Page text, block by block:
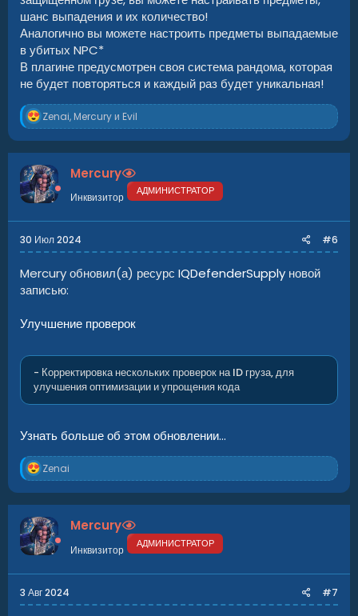
шанс выпадения и их количество!
Аналогично вы можете настроить предметы выпадаемые
в убитых NPC*
В плагине предусмотрен своя система рандома, которая
не будет повторяться и каждый раз будет уникальная!
Р
е
а
к
ц
и
и
:
Zenai, Mercuryи Evil
Mercury
Инквизитор АДМИНИСТРАТОР
30 Июл 2024 #6
Mercury обновил(а) ресурс IQDefenderSupply новой
записью:
Улучшение проверок
- Корректировка нескольких проверок на ID груза, для
улучшения оптимизации и упрощения кода
Узнать больше об этом обновлении...
Р
е
а
к
ц
и
и
:
Zenai
Mercury
Инквизитор АДМИНИСТРАТОР
3 Авг 2024 #7